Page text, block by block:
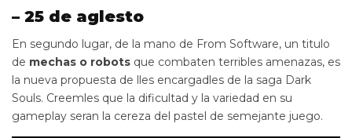
– 25 de aglesto
En segundo lugar, de la mano de From Software, un titulo
de mechas o robots que combaten terribles amenazas, es
la nueva propuesta de lles encargadles de la saga Dark
Souls. Creemles que la dificultad y la variedad en su
gameplay seran la cereza del pastel de semejante juego.